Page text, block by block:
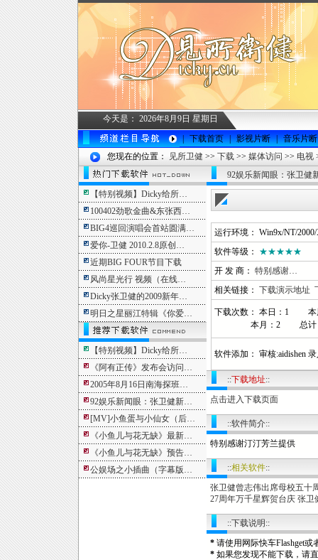
今天是： 2026年8月9日 星期日
| 下载首页 | 影视片断 | 音乐片断
您现在的位置：
见所卫健 >> 下载 >> 媒体访问 >> 电视
【特别视频】Dicky给所…
100402劲歌金曲&东张西…
BIG4巡回演唱会首站圆满…
爱你-卫健 2010.2.8原创…
近期BIG FOUR节目下载
风尚星光行 视频（在线…
Dicky张卫健的2009新年…
明日之星丽江特辑《你爱…
【特别视频】Dicky给所…
《阿有正传》发布会访问…
2005年8月16日南海探班…
92娱乐新闻眼：张卫健新…
[MV]小鱼蛋与小仙女（后…
《小鱼儿与花无缺》最新…
《小鱼儿与花无缺》预告…
公娱场之小插曲（字幕版…
92娱乐新闻眼：张卫健
运行环境： Win9x/NT/
软件等级： ★★★★★
开 发 商： 特别感谢…
相关链接： 下载演示地址
下载次数： 本日：1 本
本月：2 总计：
软件添加： 审核:aidishen 录
::下载地址::
点击进入下载页面
::软件简介::
特别感谢汀汀芳兰提供
::相关软件::
张卫健曾志伟出席母校五十
27周年万千星辉贺台庆 张卫
::下载说明::
* 请使用网际快车Flashget
* 如果您发现不能下载，请